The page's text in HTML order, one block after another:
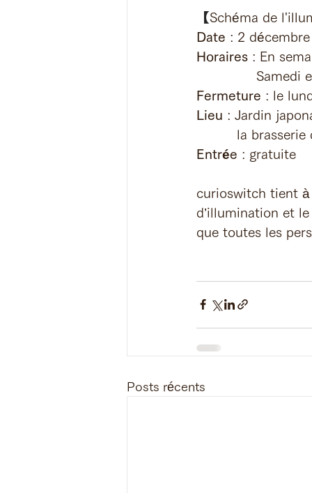
【Schéma de
Date : 2
Horaires : En
Samedi
Fermeture : le
Lieu : Jardin
la
Entrée : gratuite
curioswitch tient
d’illumination et
que toutes les
Posts récents